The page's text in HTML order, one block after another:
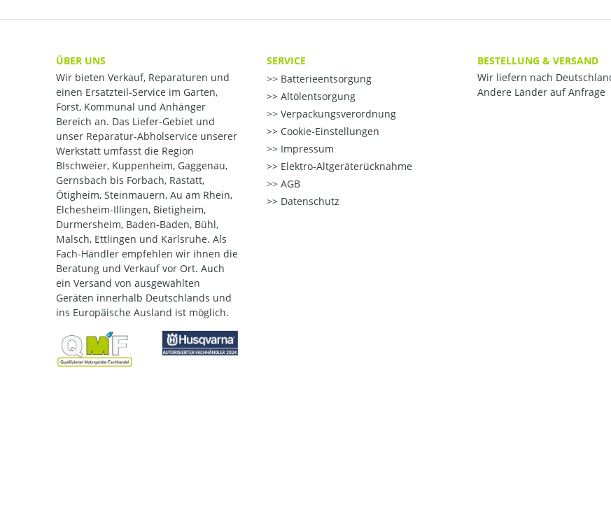
ÜBER UNS
Wir bieten Verkauf, Reparaturen und
einen Ersatzteil-Service im Garten,
Forst, Kommunal und Anhänger
Bereich an. Das Liefer-Gebiet und
unser Reparatur-Abholservice unserer
Werkstatt umfasst die Region
BIschweier, Kuppenheim, Gaggenau,
Gernsbach bis Forbach, Rastatt,
Ötigheim, Steinmauern, Au am Rhein,
Elchesheim-Illingen, Bietigheim,
Durmersheim, Baden-Baden, Bühl,
Malsch, Ettlingen und Karlsruhe. Als
Fach-Händler empfehlen wir ihnen die
Beratung und Verkauf vor Ort. Auch
ein Versand von ausgewählten
Geräten innerhalb Deutschlands und
ins Europäische Ausland ist möglich.
SERVICE
Batterieentsorgung
Altölentsorgung
Verpackungsverordnung
Cookie-Einstellungen
Impressum
Elektro-Altgeräterücknahme
AGB
Datenschutz
BESTELLUNG & VERSAND
Wir liefern nach
Andere Länder auf Anfrage